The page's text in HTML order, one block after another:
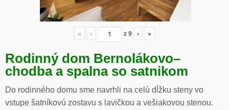
« ‹ z9 › »
Rodinný dom Bernolákovo–
chodba a spalna so satnikom
Do rodinného domu sme navrhli na celú dĺžku steny vo
vstupe šatníkovú zostavu s lavičkou a vešiakovou stenou.